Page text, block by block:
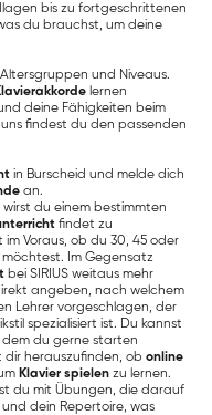
bis zu fortgeschrittenen
du brauchst, um deine
und Niveaus.
lernen
deine Fähigkeiten beim
findest du den passenden
in Burscheid und melde dich
an.
wirst du einem bestimmten
findet zu
Voraus, ob du 30, 45 oder
Im Gegensatz
bei SIRIUS weitaus mehr
angeben, nach welchem
Lehrer vorgeschlagen, der
spezialisiert ist. Du kannst
du gerne starten
dir herauszufinden, obonline
Klavier spielen zu lernen.
du mit Übungen, die darauf
dein Repertoire, was